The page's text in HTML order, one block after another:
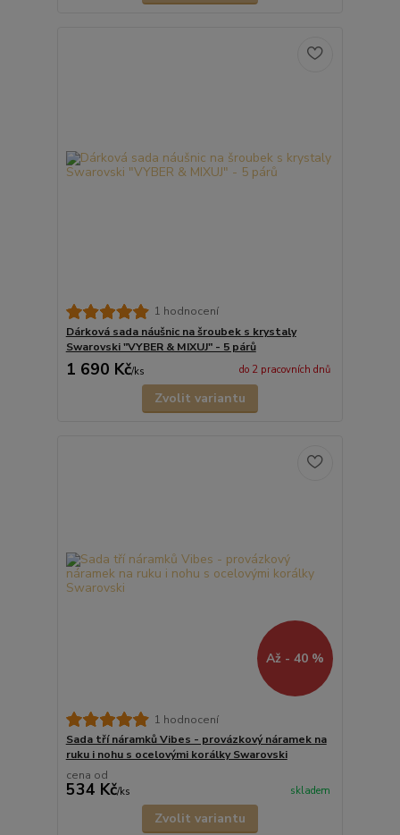
1 hodnocení
Dárková sada náušnic na šroubek s krystaly
Swarovski "VYBER & MIXUJ" - 5 párů
1 690 Kč/ks do 2 pracovních dnů
Zvolit variantu
Až - 40 %
1 hodnocení
Sada tří náramků Vibes - provázkový náramek na
ruku i nohu s ocelovými korálky Swarovski
cena od
534 Kč/ks skladem
Zvolit variantu